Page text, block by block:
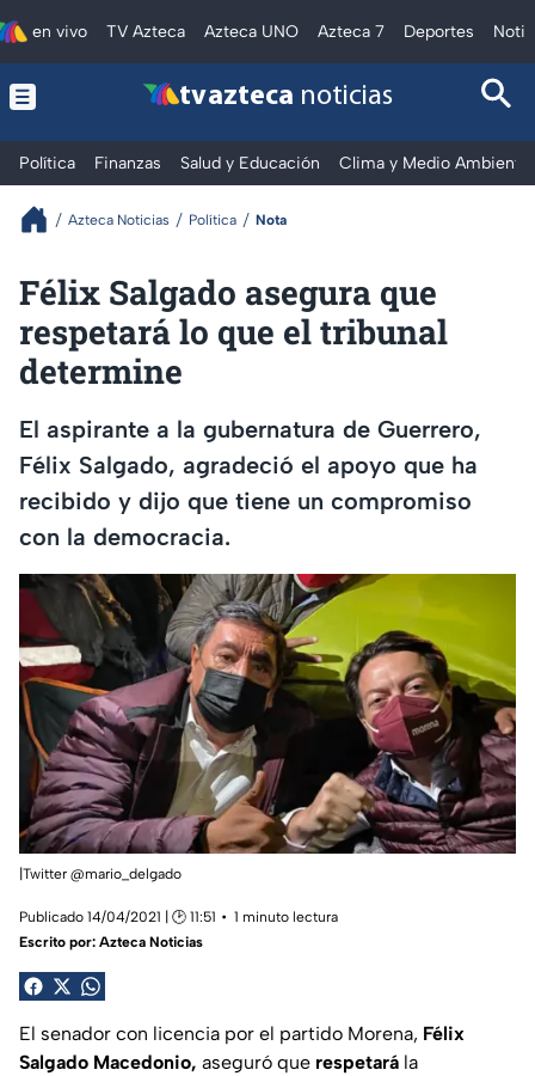
en vivo TV Azteca Azteca UNO Azteca 7 Deportes
tv azteca noticias
Política Finanzas Salud y Educación Clima y Medio Ambiente
Azteca Noticias Política Nota
Félix Salgado asegura que
respetará lo que el tribunal
determine
El aspirante a la gubernatura de Guerrero,
Félix Salgado, agradeció el apoyo que ha
recibido y dijo que tiene un compromiso
con la democracia.
|Twitter @mario_delgado
Publicado 14/04/2021 | 🕑 11:51
1 minuto lectura
Escrito por: Azteca Noticias
El senador con licencia por el partido Morena, Félix
Salgado Macedonio, aseguró que respetará la